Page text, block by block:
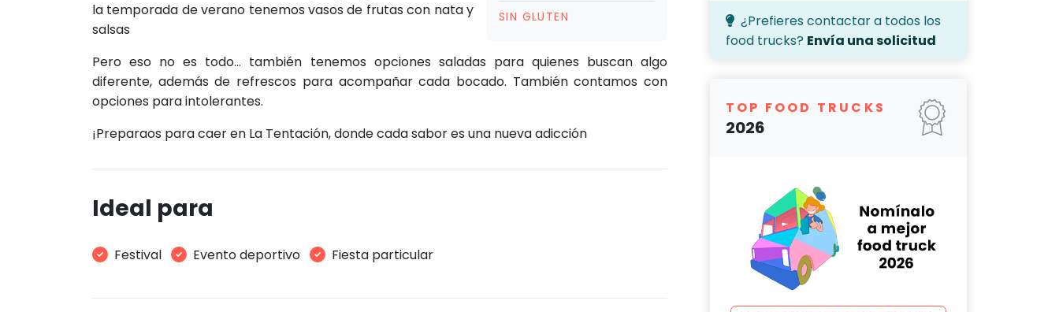
SIN GLUTEN
la temporada de verano tenemos vasos de frutas con nata y
salsas
Pero eso no es todo… también tenemos opciones saladas para quienes buscan algo
diferente, además de refrescos para acompañar cada bocado. También contamos con
opciones para intolerantes.
¡Preparaos para caer en La Tentación, donde cada sabor es una nueva adicción
Ideal para
Festival Evento deportivo Fiesta particular
¿Prefieres contactar a todos los
food trucks? Envía una solicitud
TOP FOOD TRUCKS
2026